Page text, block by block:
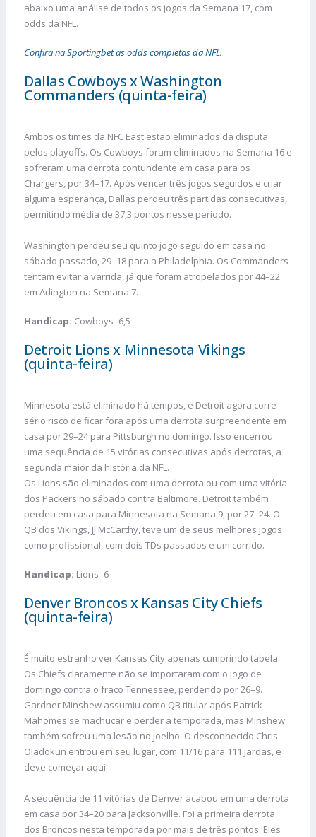
abaixo uma análise de todos os jogos da Semana 17, com
odds da NFL.
Confira na Sportingbet as odds completas da NFL.
Dallas Cowboys x Washington
Commanders (quinta-feira)
Ambos os times da NFC East estão eliminados da disputa
pelos playoffs. Os Cowboys foram eliminados na Semana 16 e
sofreram uma derrota contundente em casa para os
Chargers, por 34–17. Após vencer três jogos seguidos e criar
alguma esperança, Dallas perdeu três partidas consecutivas,
permitindo média de 37,3 pontos nesse período.
Washington perdeu seu quinto jogo seguido em casa no
sábado passado, 29–18 para a Philadelphia. Os Commanders
tentam evitar a varrida, já que foram atropelados por 44–22
em Arlington na Semana 7.
Handicap: Cowboys -6,5
Detroit Lions x Minnesota Vikings
(quinta-feira)
Minnesota está eliminado há tempos, e Detroit agora corre
sério risco de ficar fora após uma derrota surpreendente em
casa por 29–24 para Pittsburgh no domingo. Isso encerrou
uma sequência de 15 vitórias consecutivas após derrotas, a
segunda maior da história da NFL.
Os Lions são eliminados com uma derrota ou com uma vitória
dos Packers no sábado contra Baltimore. Detroit também
perdeu em casa para Minnesota na Semana 9, por 27–24. O
QB dos Vikings, JJ McCarthy, teve um de seus melhores jogos
como profissional, com dois TDs passados e um corrido.
Handicap: Lions -6
Denver Broncos x Kansas City Chiefs
(quinta-feira)
É muito estranho ver Kansas City apenas cumprindo tabela.
Os Chiefs claramente não se importaram com o jogo de
domingo contra o fraco Tennessee, perdendo por 26–9.
Gardner Minshew assumiu como QB titular após Patrick
Mahomes se machucar e perder a temporada, mas Minshew
também sofreu uma lesão no joelho. O desconhecido Chris
Oladokun entrou em seu lugar, com 11/16 para 111 jardas, e
deve começar aqui.
A sequência de 11 vitórias de Denver acabou em uma derrota
em casa por 34–20 para Jacksonville. Foi a primeira derrota
dos Broncos nesta temporada por mais de três pontos. Eles